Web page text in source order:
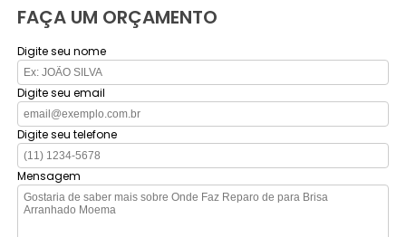
FAÇA UM ORÇAMENTO
Digite seu nome
Digite seu email
Digite seu telefone
Mensagem